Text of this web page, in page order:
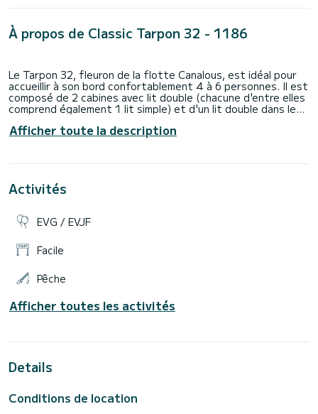
À propos de Classic Tarpon 32 - 1186
Le Tarpon 32, fleuron de la flotte Canalous, est idéal pour
accueillir à son bord confortablement 4 à 6 personnes. Il est
composé de 2 cabines avec lit double (chacune d'entre elles
comprend également 1 lit simple) et d'un lit double dans le
coin cuisine, de 2 sanitaires (douche, lavabo et WC), d'un
Pour les locations du lundi au vendredi (mini-semaine) OU
équipes.
- Jour de départ : samedi matin (ou vendredi soir selon
disponibilité : confirmé une semaine avant le départ)
entre 16 et 19h)
- Débarquement : retour le lundi matin à 9h
- Jour de départ : le lundi
embarquement et initiation entre 16 et 18h
Afficher toute la description
Activités
EVG / EVJF
Facile
Pêche
Afficher toutes les activités
Details
Conditions de location